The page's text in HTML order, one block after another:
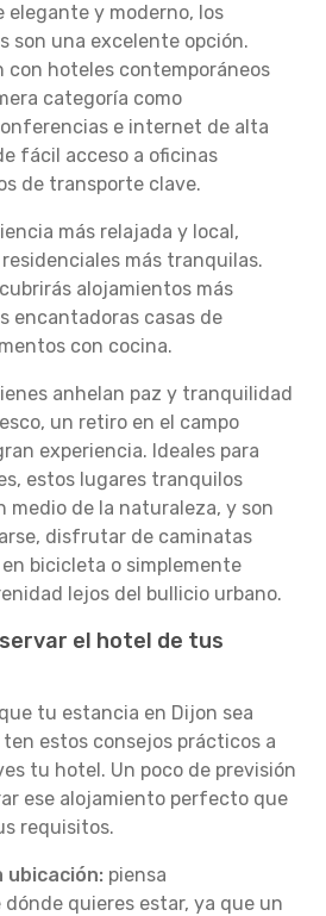
elegante y moderno, los
son una excelente opción.
con hoteles contemporáneos
categoría como
e internet de alta
fácil acceso a oficinas
de transporte clave.
más relajada y local,
más tranquilas.
alojamientos más
encantadoras casas de
con cocina.
anhelan paz y tranquilidad
un retiro en el campo
experiencia. Ideales para
estos lugares tranquilos
medio de la naturaleza, y son
disfrutar de caminatas
bicicleta o simplemente
lejos del bullicio urbano.
el hotel de tus
tu estancia en Dijon sea
estos consejos prácticos a
tu hotel. Un poco de previsión
ese alojamiento perfecto que
requisitos.
ubicación: piensa
quieres estar, ya que un